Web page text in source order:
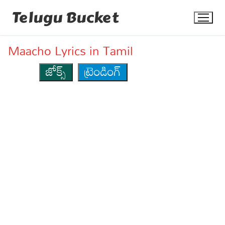
Telugu Bucket
Maacho Lyrics in Tamil
జోక్స్
ట్రెండింగ్